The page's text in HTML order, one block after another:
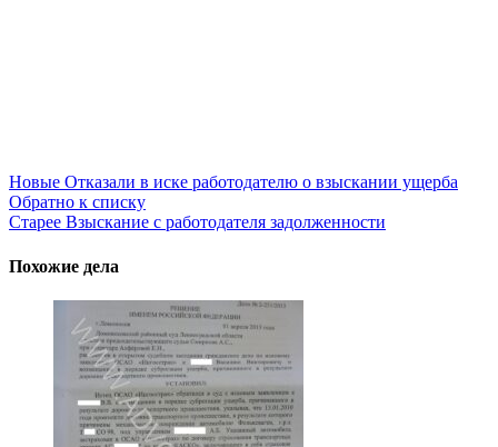
Новые Отказали в иске работодателю о взыскании ущерба
Обратно к списку
Старее Взыскание с работодателя задолженности
Похожие дела